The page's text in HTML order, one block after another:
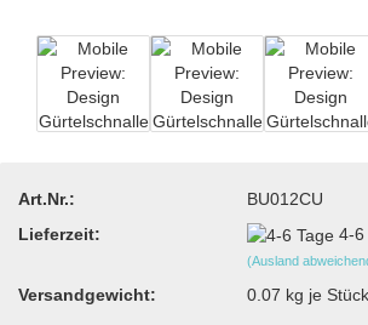
Art.Nr.:
BU012CU
Lieferzeit:
4-6
(Ausland
Versandgewicht: 0.07 kg je Stück